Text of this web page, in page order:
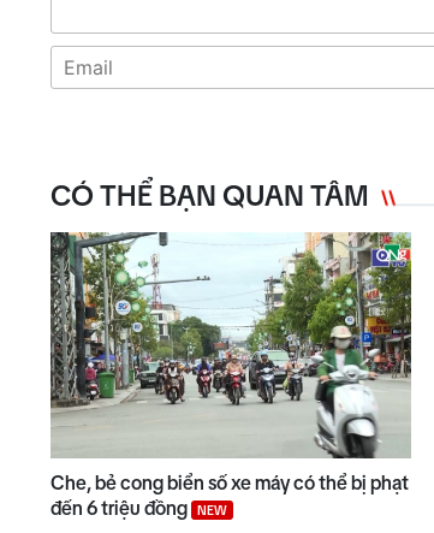
CÓ THỂ BẠN QUAN TÂM
Che, bẻ cong biển số xe máy có thể bị phạt
đến 6 triệu đồng
NEW